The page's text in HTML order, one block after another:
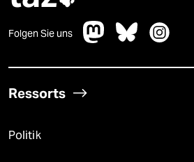
Folgen Sie uns
Ressorts
Politik